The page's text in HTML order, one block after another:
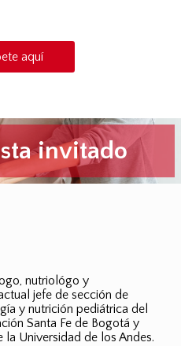
aquí
invitado
nutriológo y
jefe de sección de
y nutrición pediátrica del
Santa Fe de Bogotá y
Universidad de los Andes.